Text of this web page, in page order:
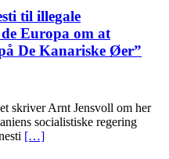
til illegale
Europa om at
De Kanariske Øer”
skriver Arnt Jensvoll om her
socialistiske regering
[…]